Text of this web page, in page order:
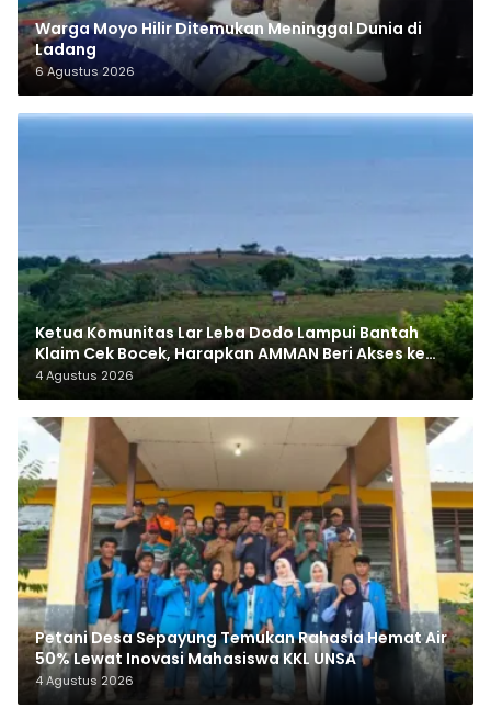
Warga Moyo Hilir Ditemukan Meninggal Dunia di
Ladang
6 Agustus 2026
Ketua Komunitas Lar Leba Dodo Lampui Bantah
Klaim Cek Bocek, Harapkan AMMAN Beri Akses ke
Makam Leluhur
4 Agustus 2026
Petani Desa Sepayung Temukan Rahasia Hemat Air
50% Lewat Inovasi Mahasiswa KKL UNSA
4 Agustus 2026